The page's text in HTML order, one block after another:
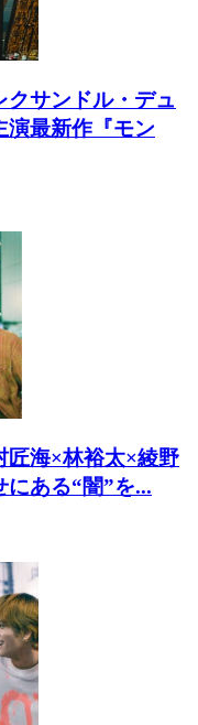
クサンドル・デュ
演最新作『モン
匠海×林裕太×綾野
にある“闇”を...